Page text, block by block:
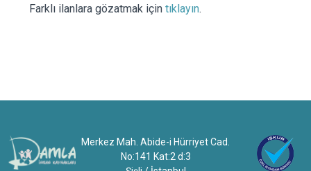
Farklı ilanlara gözatmak için tıklayın.
Merkez Mah. Abide-i Hürriyet Cad.
No:141 Kat:2 d:3